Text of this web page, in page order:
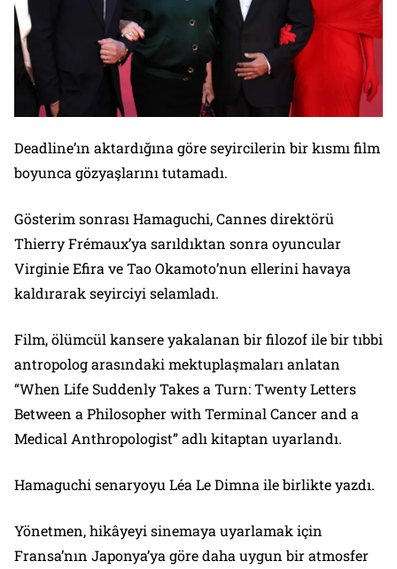
Deadline’ın aktardığına göre seyircilerin bir kısmı film
boyunca gözyaşlarını tutamadı.
Gösterim sonrası Hamaguchi, Cannes direktörü
Thierry Frémaux’ya sarıldıktan sonra oyuncular
Virginie Efira ve Tao Okamoto’nun ellerini havaya
kaldırarak seyirciyi selamladı.
Film, ölümcül kansere yakalanan bir filozof ile bir tıbbi
antropolog arasındaki mektuplaşmaları anlatan
“When Life Suddenly Takes a Turn: Twenty Letters
Between a Philosopher with Terminal Cancer and a
Medical Anthropologist” adlı kitaptan uyarlandı.
Hamaguchi senaryoyu Léa Le Dimna ile birlikte yazdı.
Yönetmen, hikâyeyi sinemaya uyarlamak için
Fransa’nın Japonya’ya göre daha uygun bir atmosfer